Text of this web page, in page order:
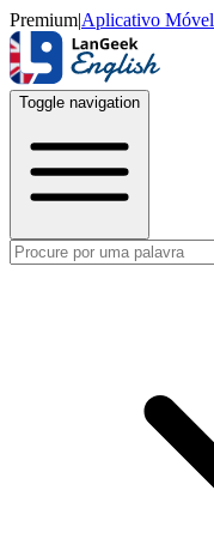
Premium|Aplicativo Móvel
Toggle navigation